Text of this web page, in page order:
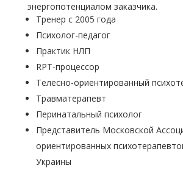
энергопотенциалом заказчика.
Тренер с 2005 года
Психолог-педагог
Практик НЛП
RPT-процессор
Телесно-ориентированный
Травматерапевт
Перинатальный психолог
Представитель Московской
ориентированных
Украины